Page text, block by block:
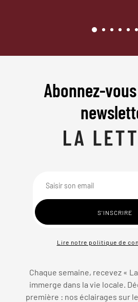
Abonnez-
Lire notre politique de
Chaque semaine, recevez «
immerge dans la vie locale.
première : nos éclairages sur